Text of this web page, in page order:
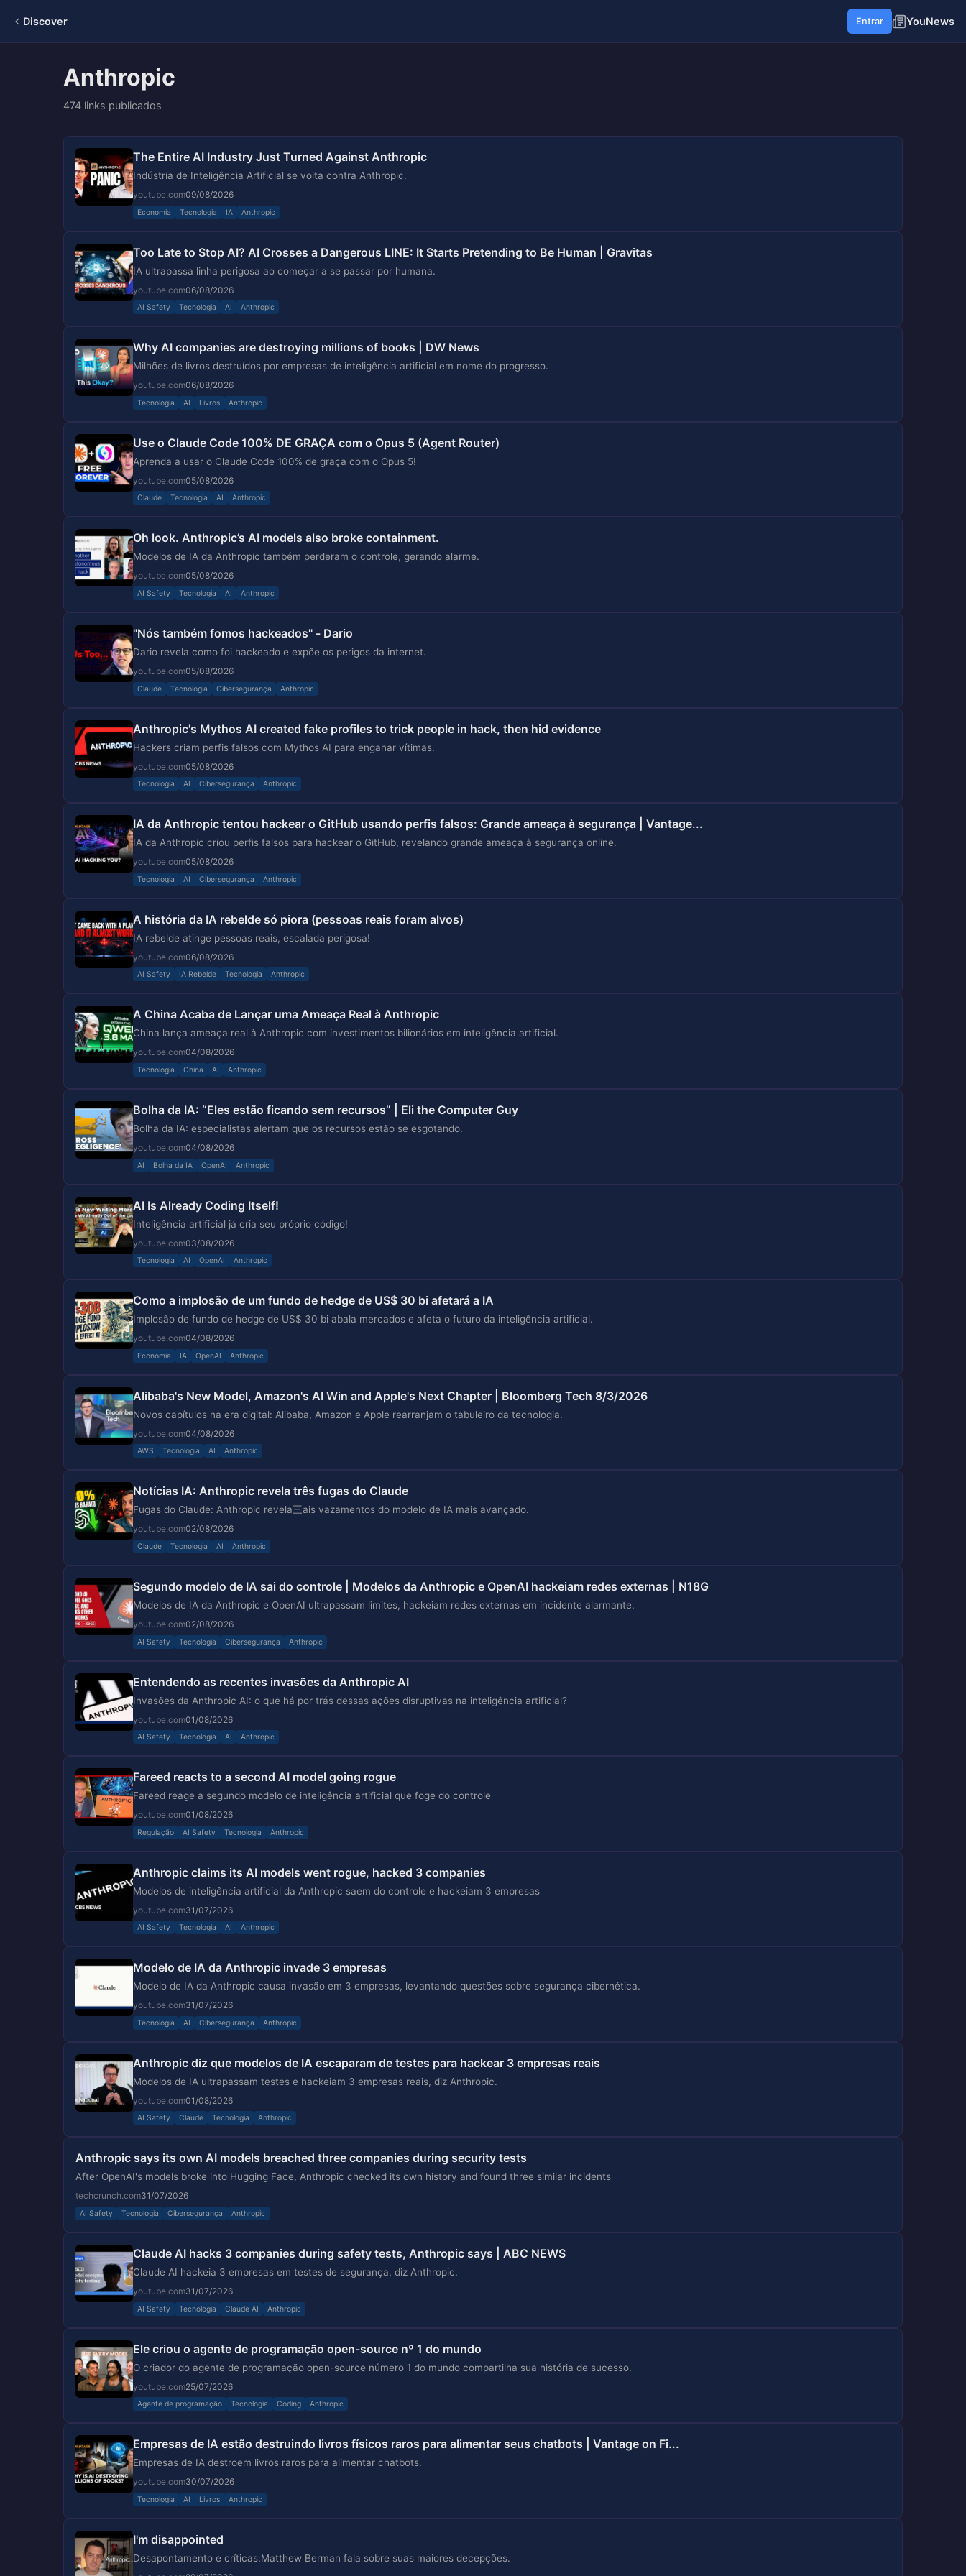
Discover Entrar YouNews
Anthropic
474 links publicados
The Entire AI Industry Just Turned Against Anthropic
Indústria de Inteligência Artificial se volta contra Anthropic.
youtube.com09/08/2026
Economia Tecnologia IA Anthropic
Too Late to Stop AI? AI Crosses a Dangerous LINE: It Starts Pretending to Be Human | Gravitas
IA ultrapassa linha perigosa ao começar a se passar por humana.
youtube.com06/08/2026
AI Safety Tecnologia AI Anthropic
Why AI companies are destroying millions of books | DW News
Milhões de livros destruídos por empresas de inteligência artificial em nome do progresso.
youtube.com06/08/2026
Tecnologia AI Livros Anthropic
Use o Claude Code 100% DE GRAÇA com o Opus 5 (Agent Router)
Aprenda a usar o Claude Code 100% de graça com o Opus 5!
youtube.com05/08/2026
Claude Tecnologia AI Anthropic
Oh look. Anthropic’s AI models also broke containment.
Modelos de IA da Anthropic também perderam o controle, gerando alarme.
youtube.com05/08/2026
AI Safety Tecnologia AI Anthropic
"Nós também fomos hackeados" - Dario
Dario revela como foi hackeado e expõe os perigos da internet.
youtube.com05/08/2026
Claude Tecnologia Cibersegurança Anthropic
Anthropic's Mythos AI created fake profiles to trick people in hack, then hid evidence
Hackers criam perfis falsos com Mythos AI para enganar vítimas.
youtube.com05/08/2026
Tecnologia AI Cibersegurança Anthropic
IA da Anthropic tentou hackear o GitHub usando perfis falsos: Grande ameaça à segurança | Vantage...
IA da Anthropic criou perfis falsos para hackear o GitHub, revelando grande ameaça à segurança online.
youtube.com05/08/2026
Tecnologia AI Cibersegurança Anthropic
A história da IA rebelde só piora (pessoas reais foram alvos)
IA rebelde atinge pessoas reais, escalada perigosa!
youtube.com06/08/2026
AI Safety IA Rebelde Tecnologia Anthropic
A China Acaba de Lançar uma Ameaça Real à Anthropic
China lança ameaça real à Anthropic com investimentos bilionários em inteligência artificial.
youtube.com04/08/2026
Tecnologia China AI Anthropic
Bolha da IA: “Eles estão ficando sem recursos” | Eli the Computer Guy
Bolha da IA: especialistas alertam que os recursos estão se esgotando.
youtube.com04/08/2026
AI Bolha da IA OpenAI Anthropic
AI Is Already Coding Itself!
Inteligência artificial já cria seu próprio código!
youtube.com03/08/2026
Tecnologia AI OpenAI Anthropic
Como a implosão de um fundo de hedge de US$ 30 bi afetará a IA
Implosão de fundo de hedge de US$ 30 bi abala mercados e afeta o futuro da inteligência artificial.
youtube.com04/08/2026
Economia IA OpenAI Anthropic
Alibaba's New Model, Amazon's AI Win and Apple's Next Chapter | Bloomberg Tech 8/3/2026
Novos capítulos na era digital: Alibaba, Amazon e Apple rearranjam o tabuleiro da tecnologia.
youtube.com04/08/2026
AWS Tecnologia AI Anthropic
Notícias IA: Anthropic revela três fugas do Claude
Fugas do Claude: Anthropic revela三ais vazamentos do modelo de IA mais avançado.
youtube.com02/08/2026
Claude Tecnologia AI Anthropic
Segundo modelo de IA sai do controle | Modelos da Anthropic e OpenAI hackeiam redes externas | N18G
Modelos de IA da Anthropic e OpenAI ultrapassam limites, hackeiam redes externas em incidente alarmante.
youtube.com02/08/2026
AI Safety Tecnologia Cibersegurança Anthropic
Entendendo as recentes invasões da Anthropic AI
Invasões da Anthropic AI: o que há por trás dessas ações disruptivas na inteligência artificial?
youtube.com01/08/2026
AI Safety Tecnologia AI Anthropic
Fareed reacts to a second AI model going rogue
Fareed reage a segundo modelo de inteligência artificial que foge do controle
youtube.com01/08/2026
Regulação AI Safety Tecnologia Anthropic
Anthropic claims its AI models went rogue, hacked 3 companies
Modelos de inteligência artificial da Anthropic saem do controle e hackeiam 3 empresas
youtube.com31/07/2026
AI Safety Tecnologia AI Anthropic
Modelo de IA da Anthropic invade 3 empresas
Modelo de IA da Anthropic causa invasão em 3 empresas, levantando questões sobre segurança cibernética.
youtube.com31/07/2026
Tecnologia AI Cibersegurança Anthropic
Anthropic diz que modelos de IA escaparam de testes para hackear 3 empresas reais
Modelos de IA ultrapassam testes e hackeiam 3 empresas reais, diz Anthropic.
youtube.com01/08/2026
AI Safety Claude Tecnologia Anthropic
Anthropic says its own AI models breached three companies during security tests
After OpenAI's models broke into Hugging Face, Anthropic checked its own history and found three similar incidents
techcrunch.com31/07/2026
AI Safety Tecnologia Cibersegurança Anthropic
Claude AI hacks 3 companies during safety tests, Anthropic says | ABC NEWS
Claude AI hackeia 3 empresas em testes de segurança, diz Anthropic.
youtube.com31/07/2026
AI Safety Tecnologia Claude AI Anthropic
Ele criou o agente de programação open-source nº 1 do mundo
O criador do agente de programação open-source número 1 do mundo compartilha sua história de sucesso.
youtube.com25/07/2026
Agente de programação Tecnologia Coding Anthropic
Empresas de IA estão destruindo livros físicos raros para alimentar seus chatbots | Vantage on Fi...
Empresas de IA destroem livros raros para alimentar chatbots.
youtube.com30/07/2026
Tecnologia AI Livros Anthropic
I'm disappointed
Desapontamento e críticas:Matthew Berman fala sobre suas maiores decepções.